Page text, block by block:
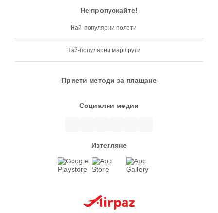
Не пропускайте!
Най-популярни полети
Най-популярни маршрути
Приети методи за плащане
Социални медии
Изтегляне